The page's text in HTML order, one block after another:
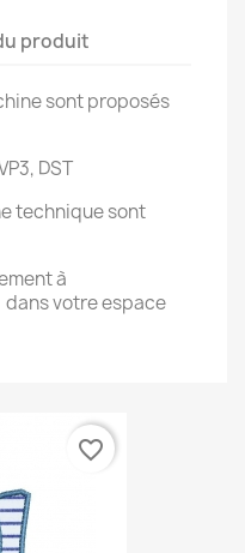
produit
sont proposés
DST
technique sont
à
votre espace
favorite_border